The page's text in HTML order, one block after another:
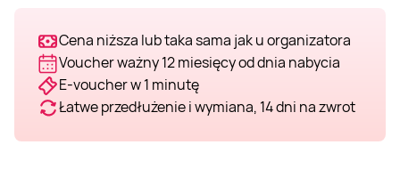
Masaż Shiatsu
Masaż Antycellulitowy
Masaż całego ciała
Pojazdy militarne
Tenis
Cena niższa lub taka sama jak u organizatora
Voucher ważny 12 miesięcy od dnia nabycia
E-voucher w 1 minutę
Łatwe przedłużenie i wymiana, 14 dni na zwrot